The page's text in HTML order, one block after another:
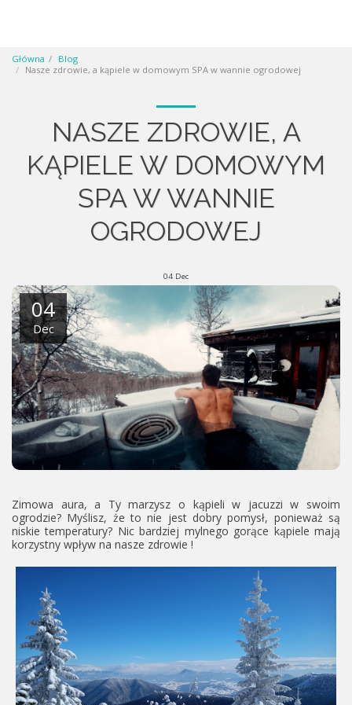
Główna
Blog
Nasze zdrowie, a kąpiele w domowym SPA w wannie ogrodowej
NASZE ZDROWIE, A
KĄPIELE W DOMOWYM
SPA W WANNIE
OGRODOWEJ
04 Dec
04
Dec
Zimowa aura, a Ty marzysz o kąpieli w jacuzzi w swoim
ogrodzie? Myślisz, że to nie jest dobry pomysł, ponieważ są
niskie temperatury? Nic bardziej mylnego gorące kąpiele mają
korzystny wpływ na nasze zdrowie !